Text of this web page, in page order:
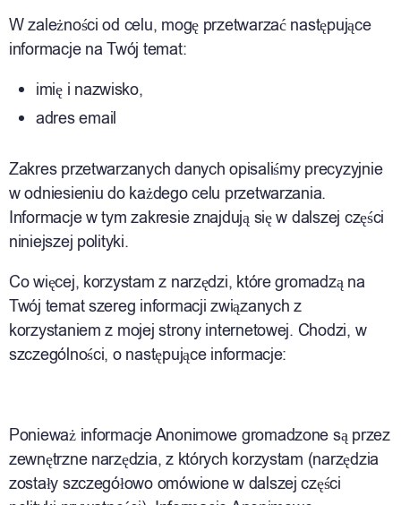
W zależności od celu, mogę przetwarzać następujące
informacje na Twój temat:
imię i nazwisko,
adres email
Zakres przetwarzanych danych opisaliśmy precyzyjnie
w odniesieniu do każdego celu przetwarzania.
Informacje w tym zakresie znajdują się w dalszej części
niniejszej polityki.
Co więcej, korzystam z narzędzi, które gromadzą na
Twój temat szereg informacji związanych z
korzystaniem z mojej strony internetowej. Chodzi, w
szczególności, o następujące informacje:
Ponieważ informacje Anonimowe gromadzone są przez
zewnętrzne narzędzia, z których korzystam (narzędzia
zostały szczegółowo omówione w dalszej części